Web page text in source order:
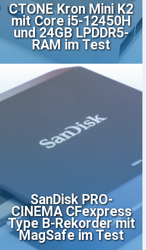
CTONE Kron Mini K2
mit Core i5-12450H
und 24GB LPDDR5-
RAM im Test
SanDisk PRO-
CINEMA CFexpress
Type B-Rekorder mit
MagSafe im Test